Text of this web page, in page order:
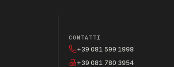
CONTATTI
+39 081 599 1998
+39 081 780 3954